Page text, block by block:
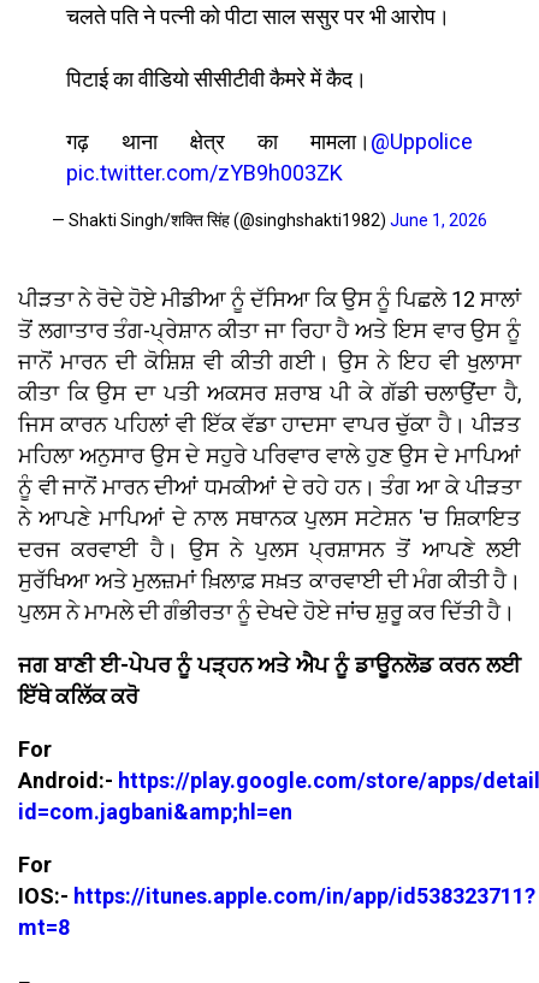
चलते पति ने पत्नी को पीटा साल ससुर पर भी आरोप।
पिटाई का वीडियो सीसीटीवी कैमरे में कैद।
गढ़ थाना क्षेत्र का मामला। @Uppolice
pic.twitter.com/zYB9h003ZK
— Shakti Singh/शक्ति सिंह (@singhshakti1982) June 1, 2026
ਪੀੜਤਾ ਨੇ ਰੋਦੇ ਹੋਏ ਮੀਡੀਆ ਨੂੰ ਦੱਸਿਆ ਕਿ ਉਸ ਨੂੰ ਪਿਛਲੇ 12 ਸਾਲਾਂ
ਤੋਂ ਲਗਾਤਾਰ ਤੰਗ-ਪ੍ਰੇਸ਼ਾਨ ਕੀਤਾ ਜਾ ਰਿਹਾ ਹੈ ਅਤੇ ਇਸ ਵਾਰ ਉਸ ਨੂੰ
ਜਾਨੋਂ ਮਾਰਨ ਦੀ ਕੋਸ਼ਿਸ਼ ਵੀ ਕੀਤੀ ਗਈ। ਉਸ ਨੇ ਇਹ ਵੀ ਖੁਲਾਸਾ
ਕੀਤਾ ਕਿ ਉਸ ਦਾ ਪਤੀ ਅਕਸਰ ਸ਼ਰਾਬ ਪੀ ਕੇ ਗੱਡੀ ਚਲਾਉਂਦਾ ਹੈ,
ਜਿਸ ਕਾਰਨ ਪਹਿਲਾਂ ਵੀ ਇੱਕ ਵੱਡਾ ਹਾਦਸਾ ਵਾਪਰ ਚੁੱਕਾ ਹੈ। ਪੀੜਤ
ਮਹਿਲਾ ਅਨੁਸਾਰ ਉਸ ਦੇ ਸਹੁਰੇ ਪਰਿਵਾਰ ਵਾਲੇ ਹੁਣ ਉਸ ਦੇ ਮਾਪਿਆਂ
ਨੂੰ ਵੀ ਜਾਨੋਂ ਮਾਰਨ ਦੀਆਂ ਧਮਕੀਆਂ ਦੇ ਰਹੇ ਹਨ। ਤੰਗ ਆ ਕੇ ਪੀੜਤਾ
ਨੇ ਆਪਣੇ ਮਾਪਿਆਂ ਦੇ ਨਾਲ ਸਥਾਨਕ ਪੁਲਸ ਸਟੇਸ਼ਨ 'ਚ ਸ਼ਿਕਾਇਤ
ਦਰਜ ਕਰਵਾਈ ਹੈ। ਉਸ ਨੇ ਪੁਲਸ ਪ੍ਰਸ਼ਾਸਨ ਤੋਂ ਆਪਣੇ ਲਈ
ਸੁਰੱਖਿਆ ਅਤੇ ਮੁਲਜ਼ਮਾਂ ਖ਼ਿਲਾਫ਼ ਸਖ਼ਤ ਕਾਰਵਾਈ ਦੀ ਮੰਗ ਕੀਤੀ ਹੈ।
ਪੁਲਸ ਨੇ ਮਾਮਲੇ ਦੀ ਗੰਭੀਰਤਾ ਨੂੰ ਦੇਖਦੇ ਹੋਏ ਜਾਂਚ ਸ਼ੁਰੂ ਕਰ ਦਿੱਤੀ ਹੈ।
ਜਗ ਬਾਣੀ ਈ-ਪੇਪਰ ਨੂੰ ਪੜ੍ਹਨ ਅਤੇ ਐਪ ਨੂੰ ਡਾਊਨਲੋਡ ਕਰਨ ਲਈ
ਇੱਥੇ ਕਲਿੱਕ ਕਰੋ
For
Android:- https://play.google.com/store/apps/
id=com.jagbani&amp;hl=en
For
IOS:- https://itunes.apple.com/in/app/id538323711?
mt=8